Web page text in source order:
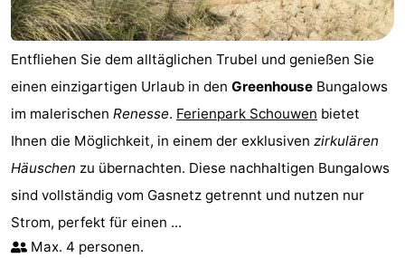
Entfliehen Sie dem alltäglichen Trubel und genießen Sie
einen einzigartigen Urlaub in den Greenhouse Bungalows
im malerischen Renesse. Ferienpark Schouwen bietet
Ihnen die Möglichkeit, in einem der exklusiven zirkulären
Häuschen zu übernachten. Diese nachhaltigen Bungalows
sind vollständig vom Gasnetz getrennt und nutzen nur
Strom, perfekt für einen ...
Max. 4 personen.